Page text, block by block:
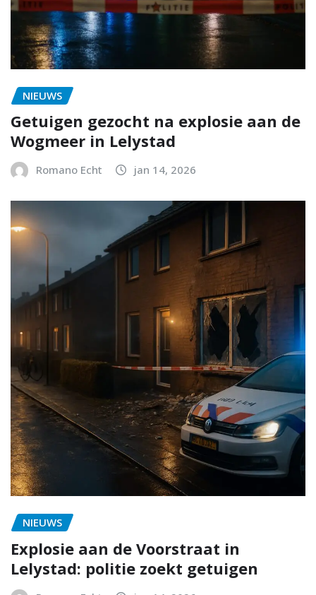
NIEUWS
Getuigen gezocht na explosie aan de
Wogmeer in Lelystad
Romano Echt jan 14, 2026
NIEUWS
Explosie aan de Voorstraat in
Lelystad: politie zoekt getuigen